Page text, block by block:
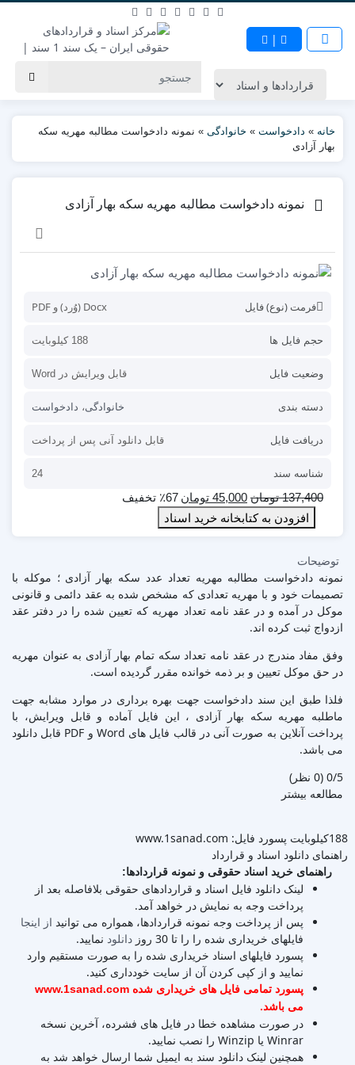
|
خانه » دادخواست » خانوادگی » نمونه دادخواست مطالبه مهریه سکه
بهار آزادی
نمونه دادخواست مطالبه مهریه سکه بهار آزادی
فرمت (نوع) فایل Docx (وُرد) و PDF
حجم فایل ها 188 کیلوبایت
وضعیت فایل قابل ویرایش در Word
دسته بندی خانوادگی، دادخواست
دریافت فایل قابل دانلود آنی پس از پرداخت
شناسه سند 24
137,400 تومان 45,000 تومان ٪67 تخفیف
افزودن به کتابخانه خرید اسناد
توضیحات
نمونه دادخواست مطالبه مهریه تعداد عدد سکه بهار آزادی ؛ موکله با
تصمیمات خود و با مهریه تعدادی که مشخص شده به عقد دائمی و قانونی
موکل در آمده و در عقد نامه تعداد مهریه که تعیین شده را در دفتر عقد
ازدواج ثبت کرده اند.
وفق مفاد مندرج در عقد نامه تعداد سکه تمام بهار آزادی به عنوان مهریه
در حق موکل تعیین و بر ذمه خوانده مقرر گردیده است.
فلذا طبق این سند دادخواست جهت بهره برداری در موارد مشابه جهت
ماطلبه مهریه سکه بهار آزادی ، این فایل آماده و قابل ویرایش، با
پرداخت آنلاین به صورت آنی در قالب فایل های Word و PDF قابل دانلود
می باشد.
‫0/5 ‫(0 نظر)
مطالعه بیشتر
188کیلوبایت
پسورد فایل: www.1sanad.com
راهنمای دانلود اسناد و قرارداد
راهنمای خرید اسناد حقوقی و نمونه قراردادها:
لینک دانلود فایل اسناد و قراردادهای حقوقی بلافاصله بعد از
پرداخت وجه به نمایش در خواهد آمد.
پس از پرداخت وجه نمونه قراردادها، همواره می توانید از اینجا
فایلهای خریداری شده را را تا 30 روز
دانلود نمایید.
پسورد فایلهای اسناد خریداری شده را به صورت مستقیم وارد
نمایید و از کپی کردن آن از سایت خودداری کنید.
پسورد تمامی فایل های خریداری شده www.1sanad.com
می باشد.
در صورت مشاهده خطا در فایل های فشرده، آخرین نسخه
Winrar یا Winzip را نصب نمایید.
همچنین لینک دانلود سند به ایمیل شما ارسال خواهد شد به